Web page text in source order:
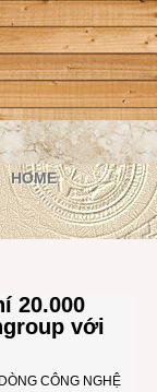
HOME
20.000
với
CÔNG NGHỆ